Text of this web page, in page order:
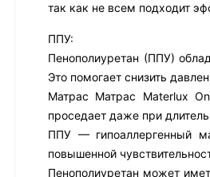
так как не всем подходит
ППУ:
Пенополиуретан (ППУ)
Это помогает снизить
Матрас Матрас Materlux
проседает даже при
ППУ — гипоаллергенный
повышенной
Пенополиуретан может